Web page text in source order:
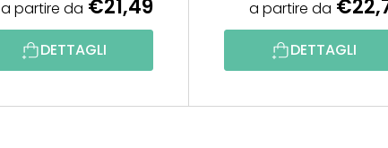
a partire da €21,49
DETTAGLI
a partire da
DETTAGLI